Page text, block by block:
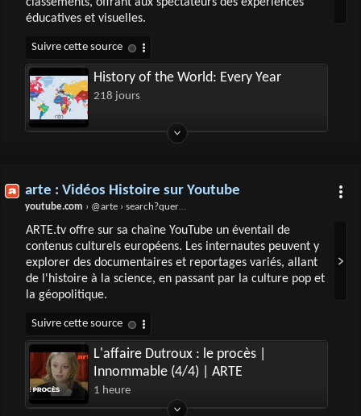
classements, offrant aux spectateurs des expériences
éducatives et visuelles.
History of the World: Every Year
218 jours
arte : Vidéos Histoire sur Youtube
youtube.com › @arte › search?query=histoire
ARTE.tv offre sur sa chaîne YouTube un éventail de
contenus culturels européens. Les internautes peuvent y
explorer des documentaires et reportages variés, allant
de l'histoire à la science, en passant par la culture pop et
la géopolitique.
L'affaire Dutroux : le procès |
Innommable (4/4) | ARTE
1 heure